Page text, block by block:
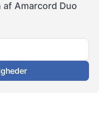
Amarcord Duo